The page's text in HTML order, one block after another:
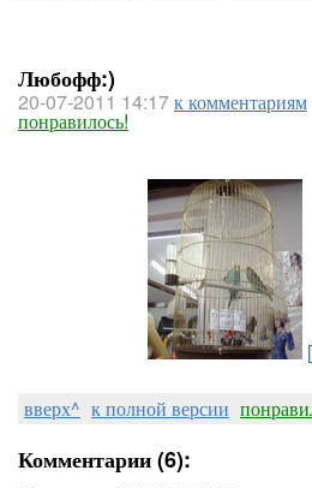
Любофф:)
20-07-2011 14:17к комментариям
понравилось!
вверх^ к полной версии
Комментарии (6):